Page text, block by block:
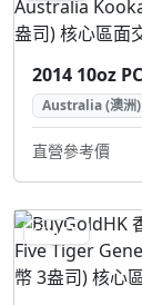
Australia (澳洲)
直營參考價
SILVER